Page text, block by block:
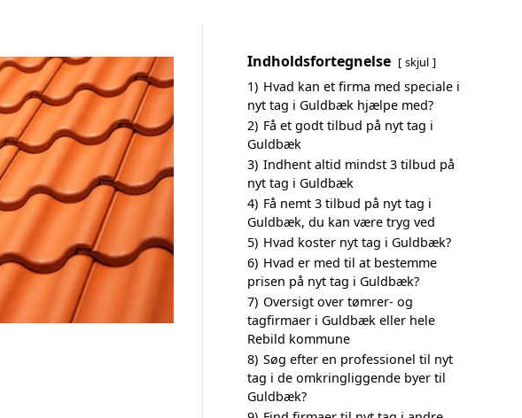
Indholdsfortegnelse skjul
1) Hvad kan et firma med speciale i
nyt tag i Guldbæk hjælpe med?
2) Få et godt tilbud på nyt tag i
Guldbæk
3) Indhent altid mindst 3 tilbud på
nyt tag i Guldbæk
4) Få nemt 3 tilbud på nyt tag i
Guldbæk, du kan være tryg ved
5) Hvad koster nyt tag i Guldbæk?
6) Hvad er med til at bestemme
prisen på nyt tag i Guldbæk?
7) Oversigt over tømrer- og
tagfirmaer i Guldbæk eller hele
Rebild kommune
8) Søg efter en professionel til nyt
tag i de omkringliggende byer til
Guldbæk?